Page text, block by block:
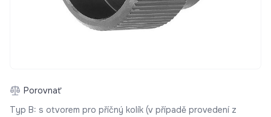
Porovnať
Typ B: s otvorem pro příčný kolík (v případě provedení z